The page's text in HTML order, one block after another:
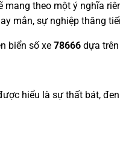
theo một ý nghĩa
mắn, sự nghiệp thăng
biển số xe 78666 dựa
hiểu là sự thất bát,